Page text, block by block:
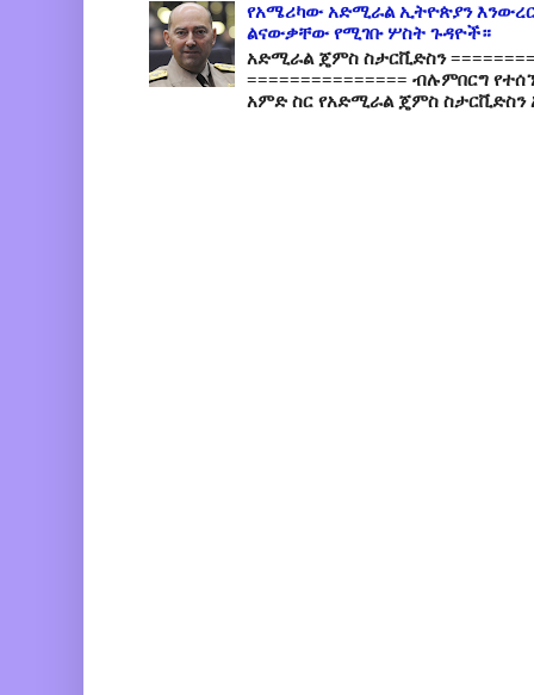
የአሜሪካው አድሚራል ኢትዮጵያን
ልናውቃቸው የሚገቡ ሦስት ጉዳዮች።
አድሚራል ጄምስ ስታርቪድስን
=============== ብሉምበርግ
አምድ ስር የአድሚራል ጄምስ ስታርቪድስን